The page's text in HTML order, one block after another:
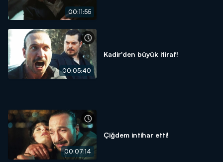
00:11:55
00:05:40
Kadir'den büyük itiraf!
00:07:14
Çiğdem intihar etti!